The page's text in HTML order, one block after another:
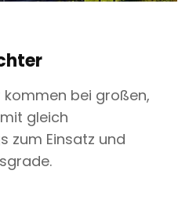
bei großen,
gleich
zum Einsatz und